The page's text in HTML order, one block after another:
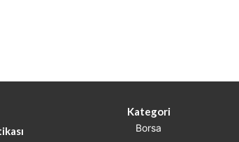
Kategori
Borsa